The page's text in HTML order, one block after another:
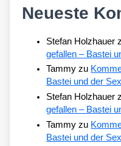
Neueste
Stefan Holzhauer
gefallen – Bastei
Tammy zu
Bastei und der
Stefan Holzhauer
gefallen – Bastei
Tammy zu
Bastei und der